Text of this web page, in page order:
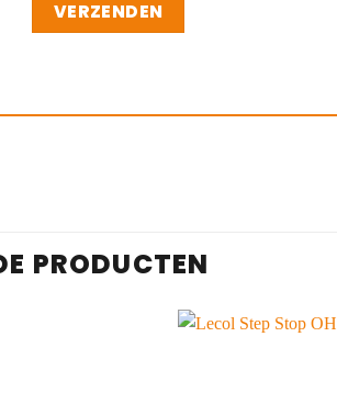
PRODUCTEN